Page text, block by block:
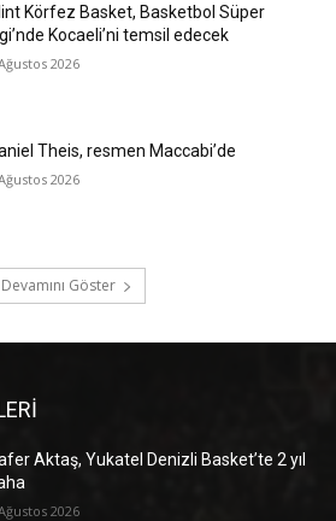
Körfez Basket, Basketbol Süper
Kocaeli’ni temsil edecek
2026
Theis, resmen Maccabi’de
2026
Devamını Göster
Aktaş, Yukatel Denizli Basket’te 2 yıl
2026